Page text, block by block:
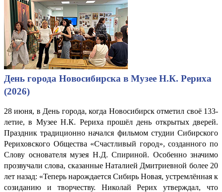
День города Новосибирска в Музее Н.К. Рериха
(2026)
28 июня, в День города, когда Новосибирск отметил своё 133-
летие, в Музее Н.К. Рериха прошёл день открытых дверей.
Праздник традиционно начался фильмом студии Сибирского
Рериховского Общества «Счастливый город», созданного по
Слову основателя музея Н.Д. Спириной. Особенно значимо
прозвучали слова, сказанные Наталией Дмитриевной более 20
лет назад: «Теперь нарождается Сибирь Новая, устремлённая к
созиданию и творчеству. Николай Рерих утверждал, что